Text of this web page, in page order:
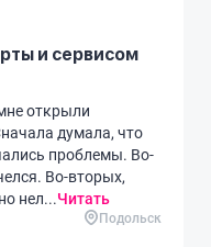
и сервисом
открыли
думала, что
проблемы. Во-
Во-вторых,
нел...Читать
Подольск